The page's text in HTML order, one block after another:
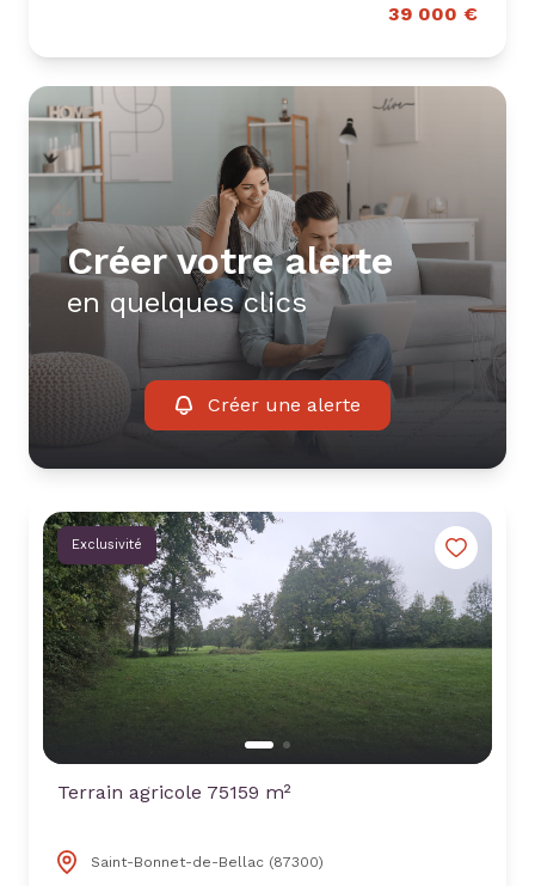
39 000 €
Créer votre alerte
en quelques clics
Créer une alerte
Exclusivité
Terrain agricole 75159 m²
Saint-Bonnet-de-Bellac (87300)